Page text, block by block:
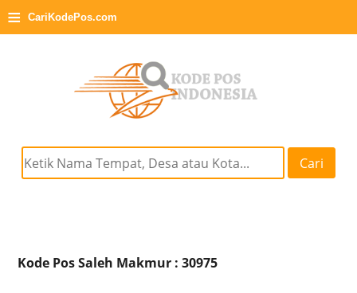
≡ CariKodePos.com
Cari
Kode Pos Saleh Makmur : 30975